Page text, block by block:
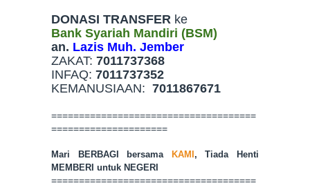
DONASI TRANSFER ke
Bank Syariah Mandiri (BSM)
an. Lazis Muh. Jember
ZAKAT: 7011737368
INFAQ: 7011737352
KEMANUSIAAN: 7011867671
=====================================
=====================
Mari BERBAGI bersama KAMI , Tiada Henti
MEMBERI untuk NEGERI
=====================================